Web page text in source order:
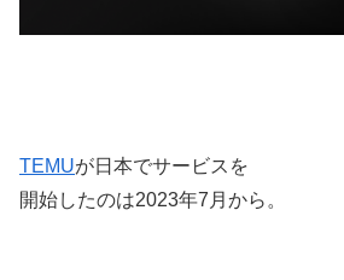
TEMUが日本でサービスを
開始したのは2023年7月から。